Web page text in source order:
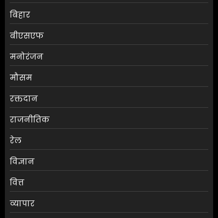
बिहार
बीएसएफ
मनोरंजन
मौसम
रक्तदान
राजनीतिक
रेल
विज्ञान
वित्त
व्यापार
विजेता
4